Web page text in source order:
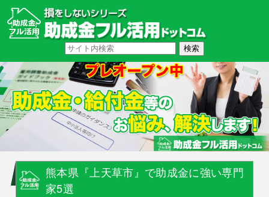
熊本県『上天草市』で助成金に強い専門
家5選